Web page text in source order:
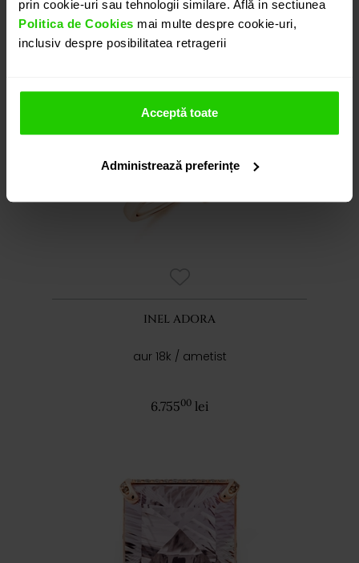
prin cookie-uri sau tehnologii similare. Află in sectiunea
Politica de Cookies mai multe despre cookie-uri,
inclusiv despre posibilitatea retragerii
Acceptă toate
Administrează preferințe
7.905 lei
INEL ADORA
aur 18k / ametist
6.75500 lei